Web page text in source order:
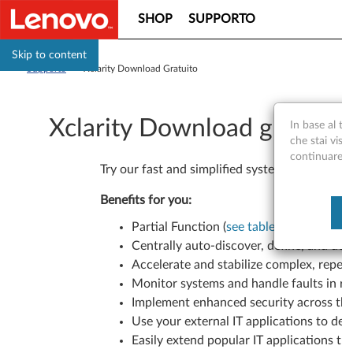
Skip to content
SHOP SUPPORTO
Xclarity Download Gratuito
Xclarity Download
Try our fast and simplified systems
Benefits for you:
Partial Function (see table here
Centrally auto-discover, define, and
Accelerate and stabilize complex,
Monitor systems and handle faults
Implement enhanced security
Use your external IT applications to
Easily extend popular IT
In base
che stai